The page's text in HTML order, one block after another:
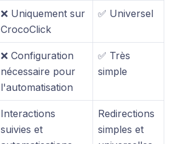
❌ Uniquement sur
CrocoClick
✅ Universel
❌ Configuration
nécessaire pour
l'automatisation
✅ Très
simple
Interactions
suivies et
Redirections
simples et